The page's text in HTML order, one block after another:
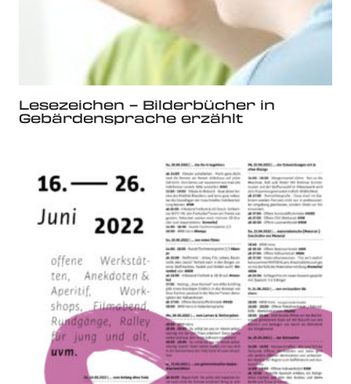
Lesezeichen – Bilderbücher in
Gebärdensprache erzählt